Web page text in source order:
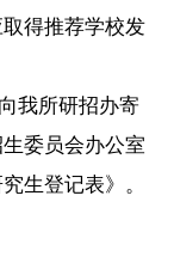
得推荐学校发
我所研招办寄
委员会办公室
生登记表》。